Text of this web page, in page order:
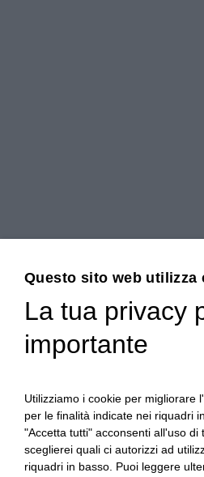
Questo sito web utilizza
La tua privacy
importante
Utilizziamo i cookie per migliorare
per le finalità indicate nei riquadri
"Accetta tutti" acconsenti all'uso di
sceglierei quali ci autorizzi ad
riquadri in basso. Puoi leggere